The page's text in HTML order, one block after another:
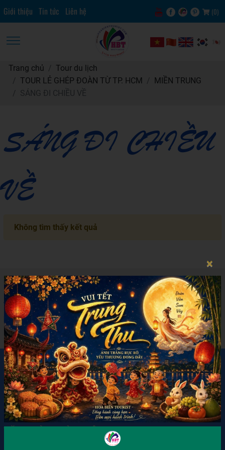
Giới thiệu Tin tức Liên hệ (0)
Trang chủ
Tour du lịch
TOUR LẺ GHÉP ĐOÀN TỪ TP. HCM
MIỀN TRUNG
SÁNG ĐI CHIỀU VỀ
SÁNG ĐI CHIỀU
VỀ
Không tìm thấy kết quả
ĐĂNG KÝ NHẬN TIN
Hãy đăng ký nhận thông tin mới nhất từ chúng tôi
GỬI
LIÊN HỆ
VĂN PHÒNG BÌNH TÂN
📍258/58/17 Hồ Học Lãm, Phường An Lạc, TP. HCM
×